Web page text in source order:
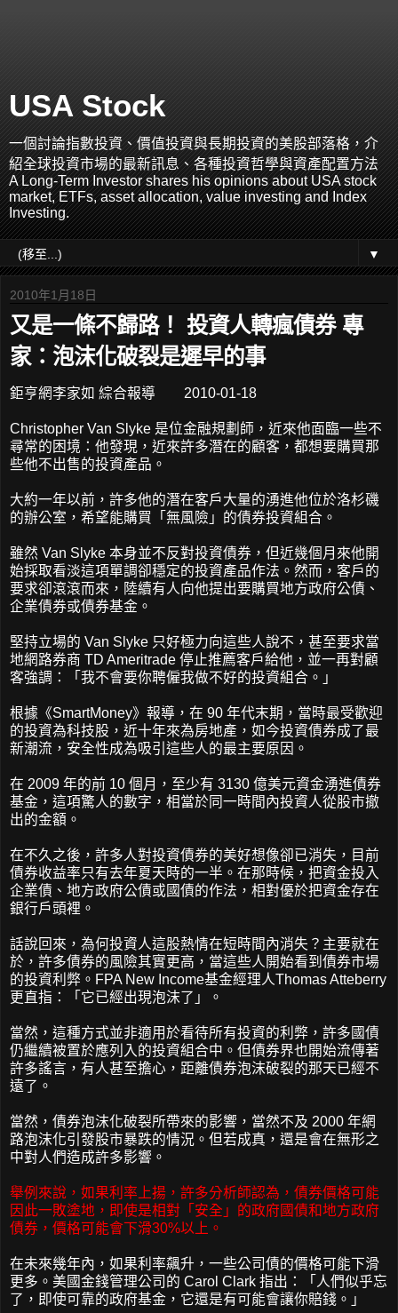
USA Stock
一個討論指數投資、價值投資與長期投資的美股部落格，介
紹全球投資市場的最新訊息、各種投資哲學與資產配置方法
A Long-Term Investor shares his opinions about USA stock
market, ETFs, asset allocation, value investing and Index
Investing.
▼
2010年1月18日
又是一條不歸路！ 投資人轉瘋債券 專
家：泡沫化破裂是遲早的事
鉅亨網李家如 綜合報導 2010-01-18
Christopher Van Slyke 是位金融規劃師，近來他面臨一些不
尋常的困境：他發現，近來許多潛在的顧客，都想要購買那
些他不出售的投資產品。
大約一年以前，許多他的潛在客戶大量的湧進他位於洛杉磯
的辦公室，希望能購買「無風險」的債券投資組合。
雖然 Van Slyke 本身並不反對投資債券，但近幾個月來他開
始採取看淡這項單調卻穩定的投資產品作法。然而，客戶的
要求卻滾滾而來，陸續有人向他提出要購買地方政府公債、
企業債券或債券基金。
堅持立場的 Van Slyke 只好極力向這些人說不，甚至要求當
地網路券商 TD Ameritrade 停止推薦客戶給他，並一再對顧
客強調：「我不會要你聘僱我做不好的投資組合。」
根據《SmartMoney》報導，在 90 年代末期，當時最受歡迎
的投資為科技股，近十年來為房地產，如今投資債券成了最
新潮流，安全性成為吸引這些人的最主要原因。
在 2009 年的前 10 個月，至少有 3130 億美元資金湧進債券
基金，這項驚人的數字，相當於同一時間內投資人從股市撤
出的金額。
在不久之後，許多人對投資債券的美好想像卻已消失，目前
債券收益率只有去年夏天時的一半。在那時候，把資金投入
企業債、地方政府公債或國債的作法，相對優於把資金存在
銀行戶頭裡。
話說回來，為何投資人這股熱情在短時間內消失？主要就在
於，許多債券的風險其實更高，當這些人開始看到債券市場
的投資利弊。FPA New Income基金經理人Thomas Atteberry
更直指：「它已經出現泡沫了」。
當然，這種方式並非適用於看待所有投資的利弊，許多國債
仍繼續被置於應列入的投資組合中。但債券界也開始流傳著
許多謠言，有人甚至擔心，距離債券泡沫破裂的那天已經不
遠了。
當然，債券泡沫化破裂所帶來的影響，當然不及 2000 年網
路泡沫化引發股市暴跌的情況。但若成真，還是會在無形之
中對人們造成許多影響。
舉例來說，如果利率上揚，許多分析師認為，債券價格可能
因此一敗塗地，即使是相對「安全」的政府國債和地方政府
債券，價格可能會下滑30%以上。
在未來幾年內，如果利率飆升，一些公司債的價格可能下滑
更多。美國金錢管理公司的 Carol Clark 指出：「人們似乎忘
了，即使可靠的政府基金，它還是有可能會讓你賠錢。」